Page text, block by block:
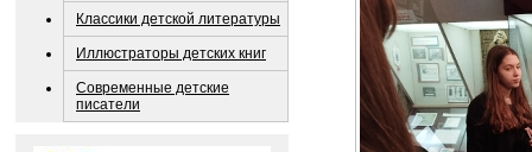
Классики детской литературы
Иллюстраторы детских книг
Современные детские
писатели